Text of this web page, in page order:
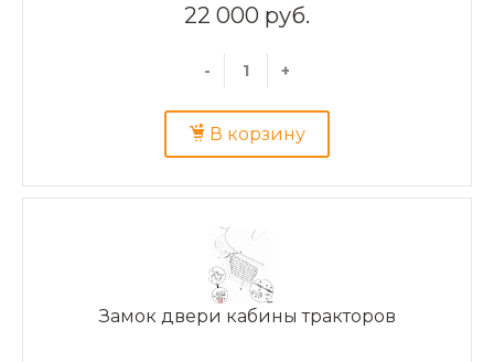
22 000 руб.
- +
В корзину
Замок двери кабины тракторов